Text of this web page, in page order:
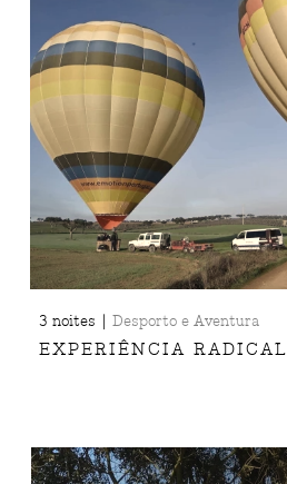
3 noites |Desporto e Aventura
EXPERIÊNCIA RADICAL